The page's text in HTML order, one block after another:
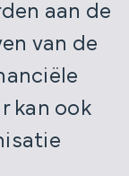
aan de
van de
kan ook